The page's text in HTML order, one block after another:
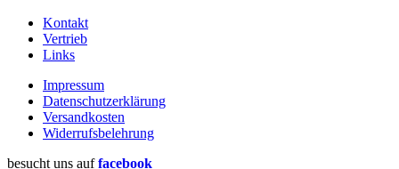
Kontakt
Vertrieb
Links
Impressum
Datenschutzerklärung
Versandkosten
Widerrufsbelehrung
besucht uns auffacebook